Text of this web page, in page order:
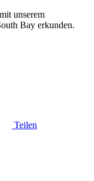
unserem
Bay erkunden.
Teilen